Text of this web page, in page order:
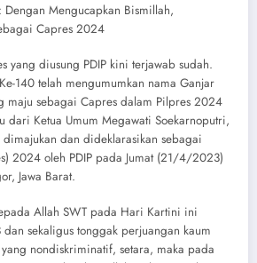
Dengan Mengucapkan Bismillah,
Capres 2024
yang diusung PDIP kini terjawab sudah.
140 telah mengumumkan nama Ganjar
maju sebagai Capres dalam Pilpres 2024
dari Ketua Umum Megawati Soekarnoputri,
dan dideklarasikan sebagai
2024 oleh PDIP pada Jumat (21/4/2023)
Jawa Barat.
Allah SWT pada Hari Kartini ini
sekaligus tonggak perjuangan kaum
nondiskriminatif, setara, maka pada